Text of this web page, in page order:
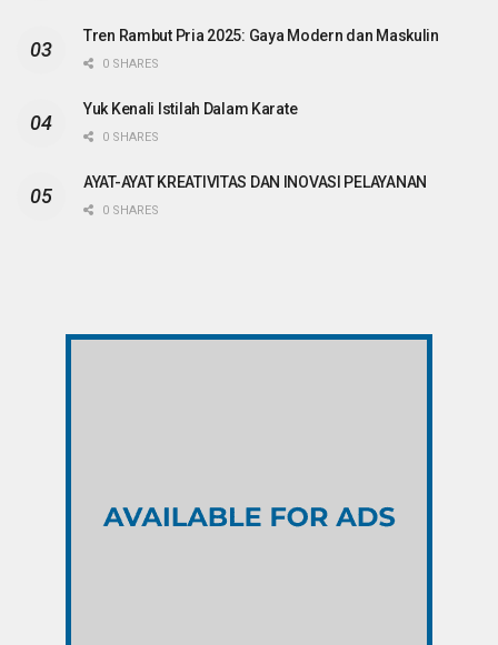
Tren Rambut Pria 2025: Gaya Modern dan Maskulin
0 SHARES
Yuk Kenali Istilah Dalam Karate
0 SHARES
AYAT-AYAT KREATIVITAS DAN INOVASI PELAYANAN
0 SHARES